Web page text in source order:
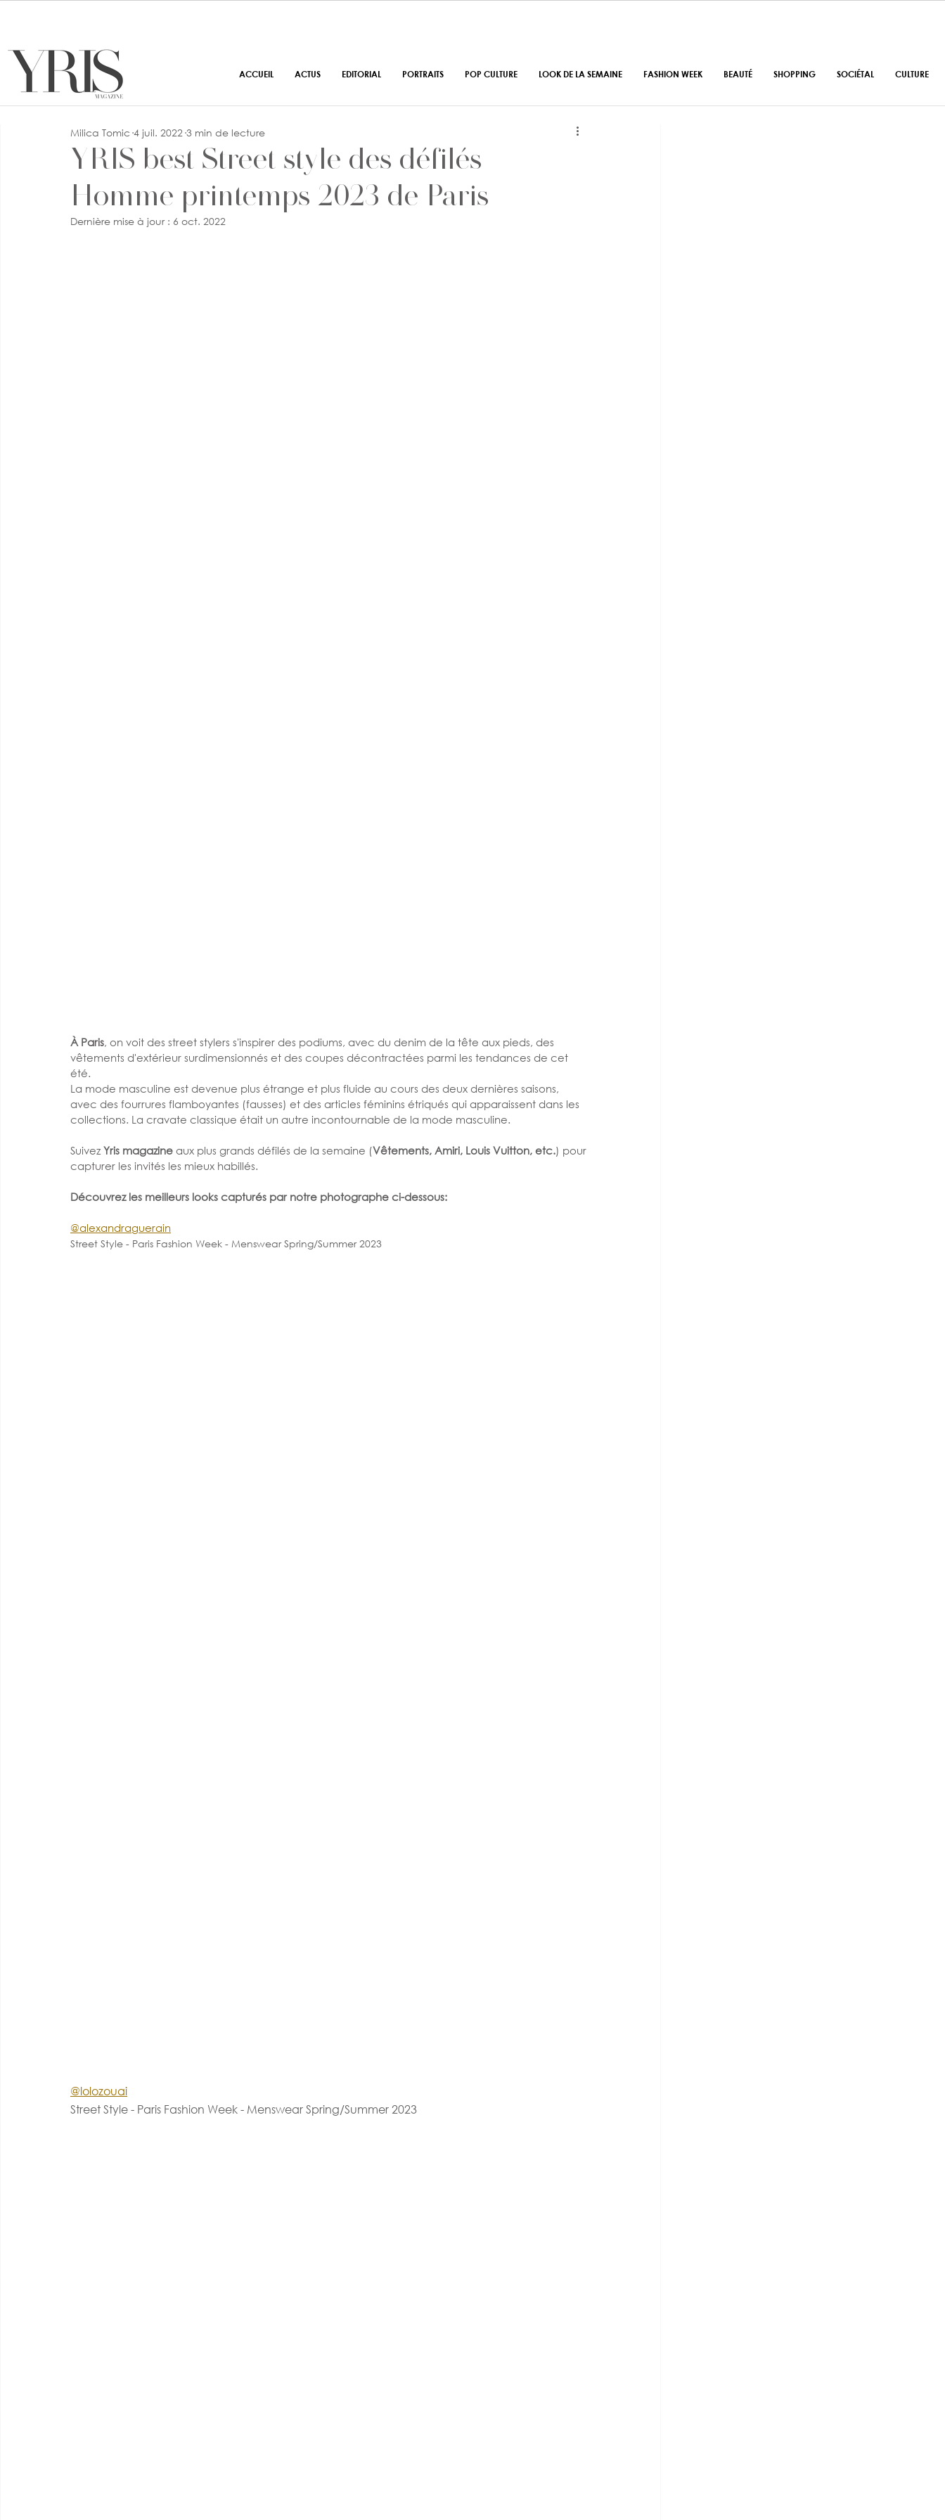
YRIS best Street style des défilés
Homme printemps 2023 de Paris
Milica Tomic 4 juil. 2022 3 min de lecture
Dernière mise à jour : 6 oct. 2022
À Paris, on voit des street stylers s'inspirer des podiums, avec du denim de la tête aux pieds, des
vêtements d'extérieur surdimensionnés et des coupes décontractées parmi les tendances de cet
été.
La mode masculine est devenue plus étrange et plus fluide au cours des deux dernières saisons,
avec des fourrures flamboyantes (fausses) et des articles féminins étriqués qui apparaissent dans les
collections. La cravate classique était un autre incontournable de la mode masculine.
Suivez Yris magazine aux plus grands défilés de la semaine (Vêtements, Amiri, Louis Vuitton, etc.) pour
capturer les invités les mieux habillés.
Découvrez les meilleurs looks capturés par notre photographe ci-dessous:
@alexandraguerain
Street Style - Paris Fashion Week - Menswear Spring/Summer 2023
@lolozouai
Street Style - Paris Fashion Week - Menswear Spring/Summer 2023
ACCUEIL ACTUS EDITORIAL PORTRAITS POP CULTURE LOOK DE LA SEMAINE FASHION WEEK BEAUTÉ SHOPPING SOCIÉTAL CULTURE